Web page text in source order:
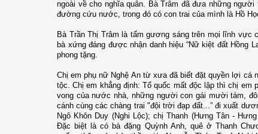
ngoài về cho nghĩa quân. Bà Trâm đã đưa những
đường cứu nước, trong đó có con trai của mình là Hồ
Bà Trần Thị Trâm là tấm gương sáng trên mọi lĩnh vực
bà xứng đáng được nhận danh hiệu “Nữ kiệt đất Hồng
phong tặng.
Chị em phụ nữ Nghệ An từ xưa đã biết đặt quyền lợi cá
tộc. Chị em khẳng định: Tổ quốc mất độc lập thì chị
vong của nước nhà, những người con gái mười tám,
cánh cùng các chàng trai "đội trời đạp đất...” đi xuất
Ngô Khôn Duy (Nghi Lộc); chị Thanh (Hưng Tân -
Đặc biệt là có bà đặng Quỳnh Anh, quê ở Thanh